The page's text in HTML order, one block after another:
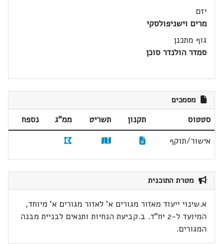
יזם
מרים וישניפולסקי
גוף מתכנן
סמדר הולנדר סוכן
מסמכים
סטטוס תקנון תשריט ממ"ג
נספח
אישור/תוקף
מטרת התוכנית
א.שינוי ייעוד מאזור מגורים א' לאזור מגורים א' מיוחד,
המיועד ל-2 יח"ד. ב.קביעת הנחיות ותנאים לבניית מבנה
המגורים.